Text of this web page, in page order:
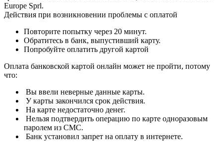
Europe Sprl.
Действия при возникновении проблемы с оплатой
Повторите попытку через 20 минут.
Обратитесь в банк, выпустивший карту.
Попробуйте оплатить другой картой
Оплата банковской картой онлайн может не пройти, потому
что:
Вы ввели неверные данные карты.
У карты закончился срок действия.
На карте недостаточно денег.
Нельзя подтвердить операцию по карте одноразовым
паролем из СМС.
Банк установил запрет на оплату в интернете.